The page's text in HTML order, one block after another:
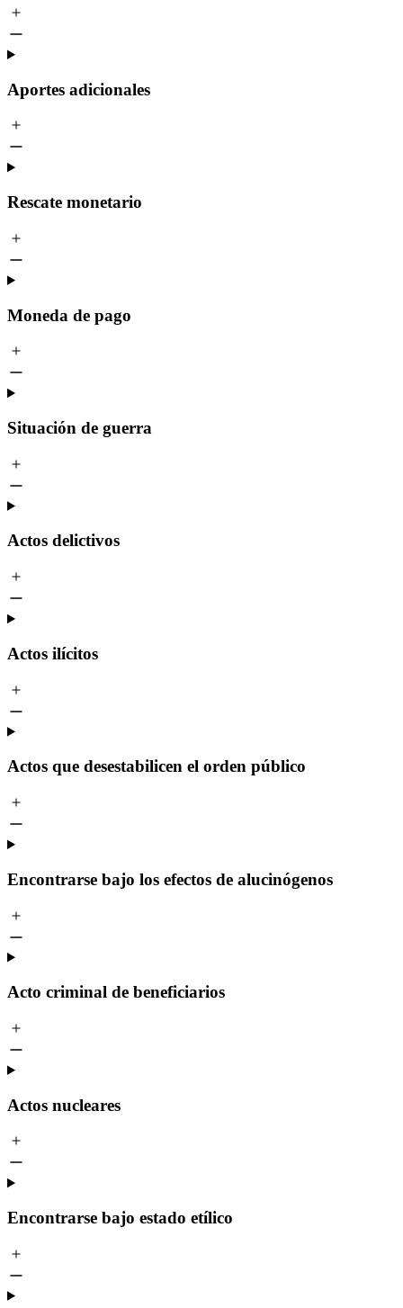
Aportes adicionales
Rescate monetario
Moneda de pago
Situación de guerra
Actos delictivos
Actos ilícitos
Actos que desestabilicen el orden público
Encontrarse bajo los efectos de alucinógenos
Acto criminal de beneficiarios
Actos nucleares
Encontrarse bajo estado etílico